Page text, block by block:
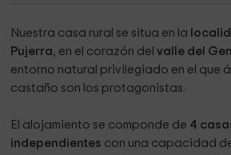
Nuestra casa rural se situa en la
Pujerra, en el corazón delvalle del
entorno natural privilegiado en el que
castaño son los protagonistas.
El alojamiento se componde de 4
independientes con una capacidad